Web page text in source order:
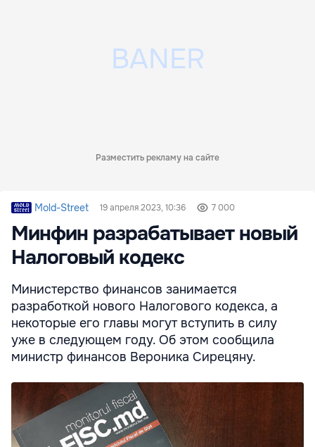
Разместить рекламу на сайте
Mold-Street 19 апреля 2023, 10:36 7 000
Минфин разрабатывает новый
Налоговый кодекс
Министерство финансов занимается
разработкой нового Налогового кодекса, а
некоторые его главы могут вступить в силу
уже в следующем году. Об этом сообщила
министр финансов Вероника Сирецяну.